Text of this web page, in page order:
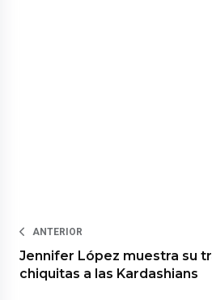
ANTERIOR
Jennifer López muestra su
chiquitas a las Kardashians